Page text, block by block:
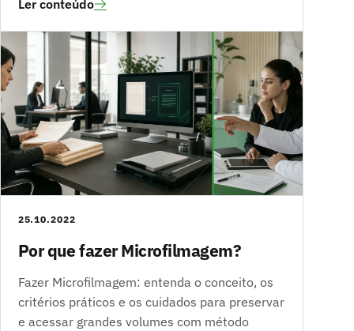
Ler conteúdo
25.10.2022
Por que fazer Microfilmagem?
Fazer Microfilmagem: entenda o conceito, os
critérios práticos e os cuidados para preservar
e acessar grandes volumes com método